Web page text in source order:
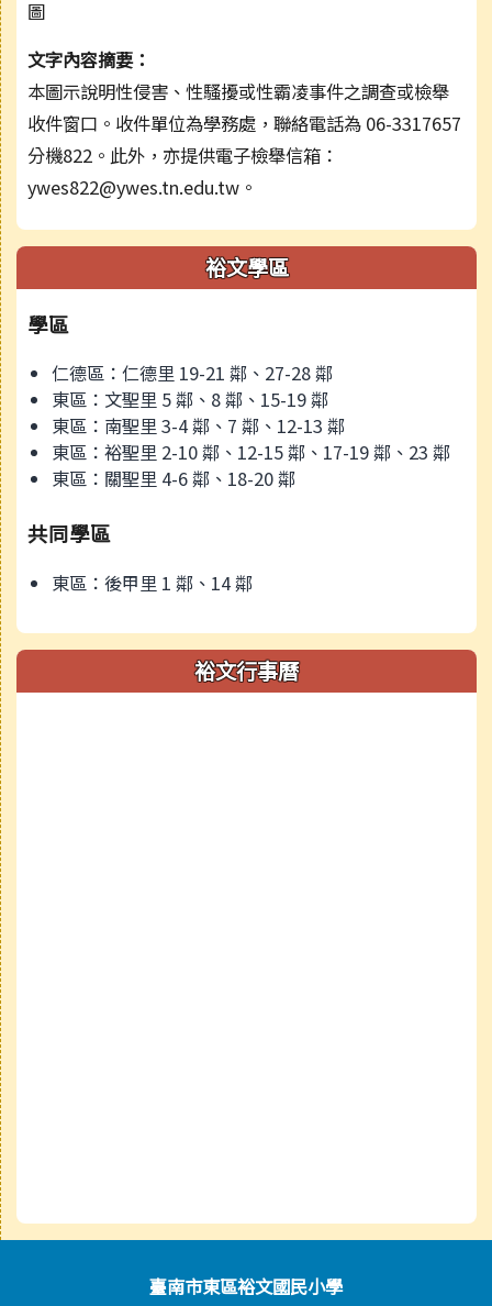
文字內容摘要：
本圖示說明性侵害、性騷擾或性霸凌事件之調查或檢舉
收件窗口。收件單位為學務處，聯絡電話為 06-3317657
分機822。此外，亦提供電子檢舉信箱：
ywes822@ywes.tn.edu.tw。
裕文學區
學區
仁德區：仁德里 19-21 鄰、27-28 鄰
東區：文聖里 5 鄰、8 鄰、15-19 鄰
東區：南聖里 3-4 鄰、7 鄰、12-13 鄰
東區：裕聖里 2-10 鄰、12-15 鄰、17-19 鄰、23 鄰
東區：關聖里 4-6 鄰、18-20 鄰
共同學區
東區：後甲里 1 鄰、14 鄰
裕文行事曆
頁尾區域內容臺南市東區裕文國民小學